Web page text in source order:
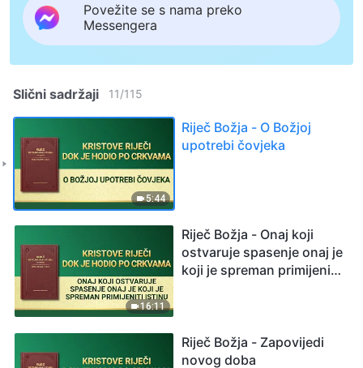
Povežite se s nama preko
Messengera
Slični sadržaji 11/115
5:44
Riječ Božja - O Božjoj
upotrebi čovjeka
16:11
Riječ Božja - Onaj koji
ostvaruje spasenje onaj je
koji je spreman primijeniti
Riječ Božja - Zapovijedi
novog doba